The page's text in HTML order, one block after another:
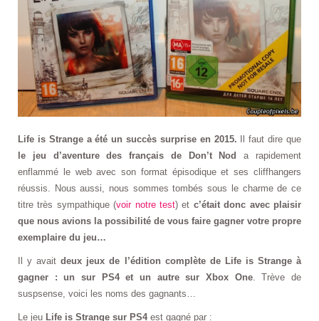
Life is Strange a été un succès surprise en 2015. Il faut dire que
le jeu d’aventure des français de Don’t Nod
a rapidement
enflammé le web avec son format épisodique et ses cliffhangers
réussis. Nous aussi, nous sommes tombés sous le charme de ce
titre très sympathique (voir notre test) et c’était donc avec plaisir
que nous avions la possibilité de vous faire gagner votre propre
exemplaire du jeu…
Il y avaitdeux jeux de l’édition complète de Life is Strange à
gagner : un sur PS4 et un autre sur Xbox One. Trève de
suspsense, voici les noms des gagnants…
Le jeu Life is Strange sur PS4est gagné par :